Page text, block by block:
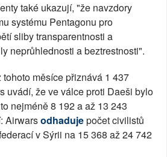
také ukazují, "že navzdory
systému Pentagonu pro
sliby transparentnosti a
neprůhlednosti a beztrestnosti".
měsíce přiznává 1 437
uvádí, že ve válce proti Daeši bylo
nejméně 8 192 a až 13 243
Airwarsodhadujepočet civilistů
v Sýrii na 15 368 až 24 742